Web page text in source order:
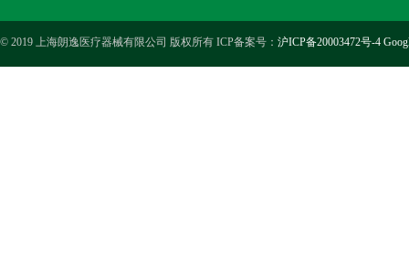
© 2019 上海朗逸医疗器械有限公司 版权所有 ICP备案号： 沪ICP备20003472号-4